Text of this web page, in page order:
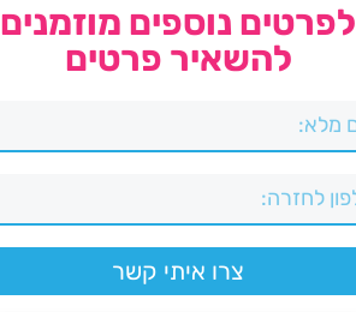
לפרטים נוספים מוזמנים
להשאיר פרטים
צרו איתי קשר